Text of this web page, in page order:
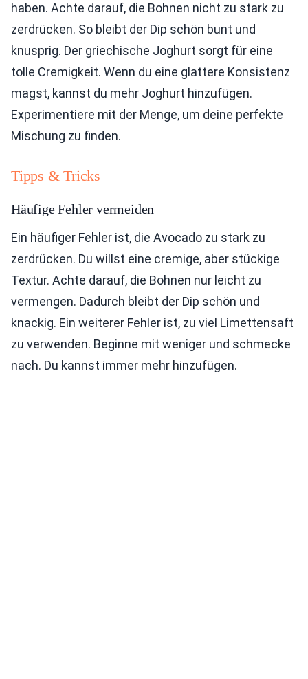
haben. Achte darauf, die Bohnen nicht zu stark zu
zerdrücken. So bleibt der Dip schön bunt und
knusprig. Der griechische Joghurt sorgt für eine
tolle Cremigkeit. Wenn du eine glattere Konsistenz
magst, kannst du mehr Joghurt hinzufügen.
Experimentiere mit der Menge, um deine perfekte
Mischung zu finden.
Tipps & Tricks
Häufige Fehler vermeiden
Ein häufiger Fehler ist, die Avocado zu stark zu
zerdrücken. Du willst eine cremige, aber stückige
Textur. Achte darauf, die Bohnen nur leicht zu
vermengen. Dadurch bleibt der Dip schön und
knackig. Ein weiterer Fehler ist, zu viel Limettensaft
zu verwenden. Beginne mit weniger und schmecke
nach. Du kannst immer mehr hinzufügen.